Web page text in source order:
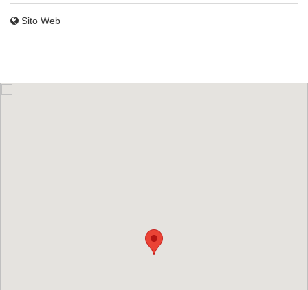
Sito Web